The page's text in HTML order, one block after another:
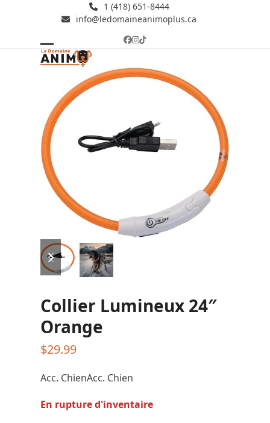
1 (418) 651-8444
info@ledomaineanimoplus.ca
Facebook
Instagram
Tiktok
Open
mobile
menu
Close
mobile
menu
previous
slide
next
slide
Collier Lumineux 24″
Orange
$29.99
Acc. ChienAcc. Chien
En rupture d'inventaire